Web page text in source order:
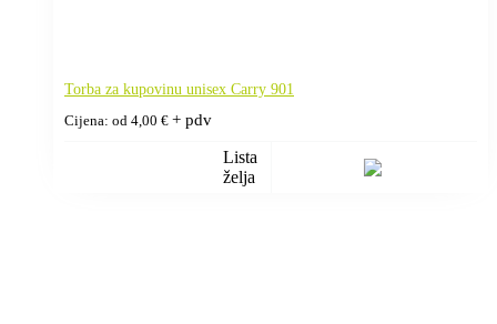
Torba za kupovinu unisex Carry 901
Cijena: od 4,00 € + pdv
Lista
želja